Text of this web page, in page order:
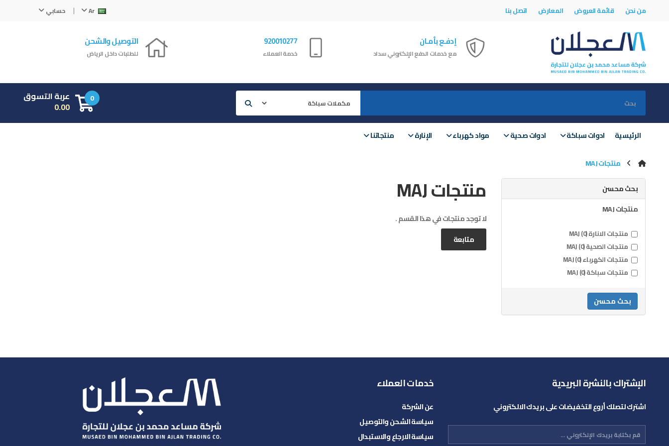
حسابي من نحن قائمة العروض المعارض اتصل بنا
إدفـع بأمـان
مع خدمات الدفع الإلكتروني سداد
920010277
خدمة العملاء
التوصيل والشحن
للطلبات داخل الرياض
0 عربة التسوق
0.00
الرئيسية ادوات سباكة ادوات صحية مواد كهرباء الإنارة منتجاتنا
منتجات MAJ
بحث محسن
منتجات MAJ
منتجات الانارة MAJ (0)
منتجات الصحية MAJ (0)
منتجات الكهرباء MAJ (0)
منتجات سباكة MAJ (0)
بحث محسن
منتجات MAJ
لا توجد منتجات في هذا القسم .
متابعة
الإشتراك بالنشرة البريدية
اشترك لتصلك أروع التخفيضات على بريدك الالكتروني
خدمات العملاء
عن الشركة
سياسة الشحن والتوصيل
سياسة الارجاع والاستبدال